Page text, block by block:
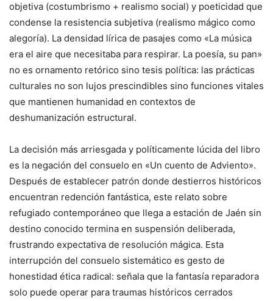
objetiva (costumbrismo + realismo social) y poeticidad que
condense la resistencia subjetiva (realismo mágico como
alegoría). La densidad lírica de pasajes como «La música
era el aire que necesitaba para respirar. La poesía, su pan»
no es ornamento retórico sino tesis política: las prácticas
culturales no son lujos prescindibles sino funciones vitales
que mantienen humanidad en contextos de
deshumanización estructural.
La decisión más arriesgada y políticamente lúcida del libro
es la negación del consuelo en «Un cuento de Adviento».
Después de establecer patrón donde destierros históricos
encuentran redención fantástica, este relato sobre
refugiado contemporáneo que llega a estación de Jaén sin
destino conocido termina en suspensión deliberada,
frustrando expectativa de resolución mágica. Esta
interrupción del consuelo sistemático es gesto de
honestidad ética radical: señala que la fantasía reparadora
solo puede operar para traumas históricos cerrados